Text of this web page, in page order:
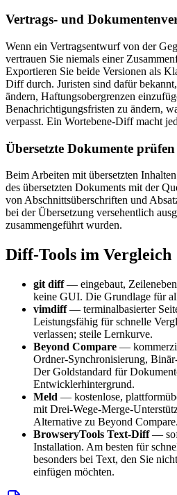
Vertrags- und
Wenn ein Vertragsentwurf von der
vertrauen Sie niemals einer
Exportieren Sie beide Versionen als
Diff durch. Juristen sind dafür
ändern, Haftungsobergrenzen
Benachrichtigungsfristen zu ändern,
verpasst. Ein Wortebene-Diff macht
Übersetzte Dokumente prüfen
Beim Arbeiten mit übersetzten
des übersetzten Dokuments mit der
von Abschnittsüberschriften und
bei der Übersetzung versehentlich
zusammengeführt wurden.
Diff-Tools im Vergleich
git diff— eingebaut,
keine GUI. Die Grundlage für
vimdiff— terminalbasierter
Leistungsfähig für schnelle
verlassen; steile Lernkurve.
Beyond Compare —
Ordner-Synchronisierung,
Der Goldstandard für
Entwicklerhintergrund.
Meld — kostenlose,
mit Drei-Wege-Merge-
Alternative zu Beyond Compare.
BrowseryTools Text-Diff—
Installation. Am besten für
besonders bei Text, den Sie
einfügen möchten.